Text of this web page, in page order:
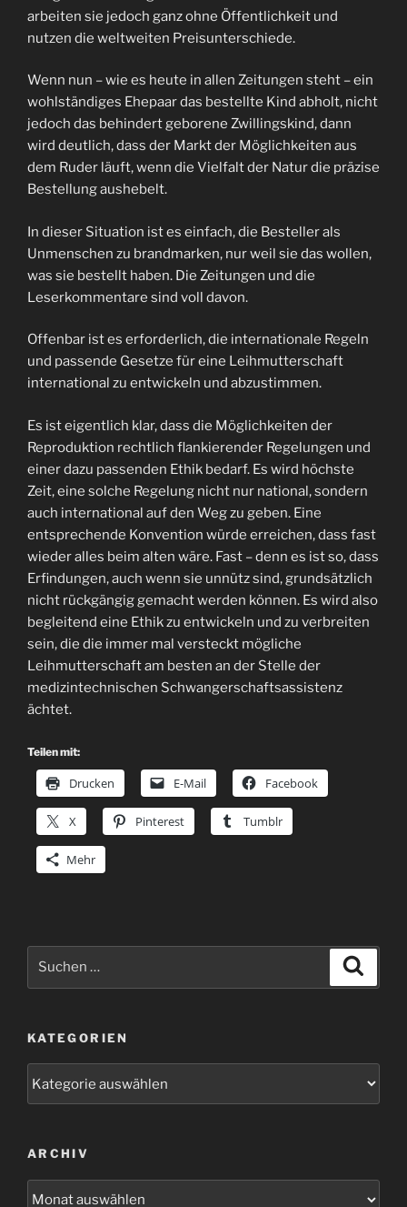
arbeiten sie jedoch ganz ohne Öffentlichkeit und
nutzen die weltweiten Preisunterschiede.
Wenn nun – wie es heute in allen Zeitungen steht – ein
wohlständiges Ehepaar das bestellte Kind abholt, nicht
jedoch das behindert geborene Zwillingskind, dann
wird deutlich, dass der Markt der Möglichkeiten aus
dem Ruder läuft, wenn die Vielfalt der Natur die präzise
Bestellung aushebelt.
In dieser Situation ist es einfach, die Besteller als
Unmenschen zu brandmarken, nur weil sie das wollen,
was sie bestellt haben. Die Zeitungen und die
Leserkommentare sind voll davon.
Offenbar ist es erforderlich, die internationale Regeln
und passende Gesetze für eine Leihmutterschaft
international zu entwickeln und abzustimmen.
Es ist eigentlich klar, dass die Möglichkeiten der
Reproduktion rechtlich flankierender Regelungen und
einer dazu passenden Ethik bedarf. Es wird höchste
Zeit, eine solche Regelung nicht nur national, sondern
auch international auf den Weg zu geben. Eine
entsprechende Konvention würde erreichen, dass fast
wieder alles beim alten wäre. Fast – denn es ist so, dass
Erfindungen, auch wenn sie unnütz sind, grundsätzlich
nicht rückgängig gemacht werden können. Es wird also
begleitend eine Ethik zu entwickeln und zu verbreiten
sein, die die immer mal versteckt mögliche
Leihmutterschaft am besten an der Stelle der
medizintechnischen Schwangerschaftsassistenz
ächtet.
Teilen mit:
Drucken E-Mail Facebook
X Pinterest Tumblr
Mehr
KATEGORIEN
ARCHIV